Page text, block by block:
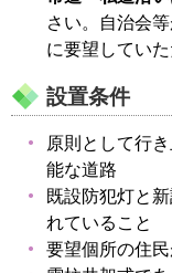
さい。自治会
に要望してい
設置条件
原則として行
能な道路
既設防犯灯と
れていること
要望個所の住